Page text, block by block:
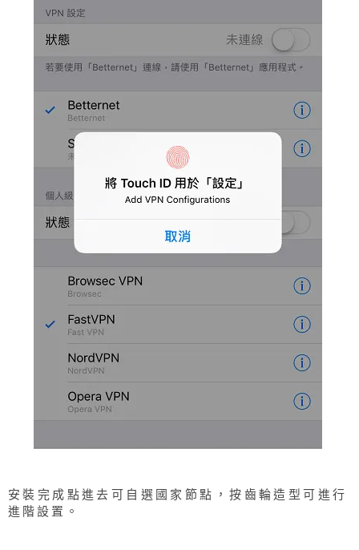
安裝完成點進去可自選國家節點，按齒輪造型可進行
進階設置。